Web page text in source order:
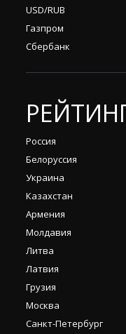
USD/RUB
Газпром
Сбербанк
Россия
Белоруссия
Украина
Казахстан
Армения
Молдавия
Литва
Латвия
Грузия
Москва
Санкт-Петербург